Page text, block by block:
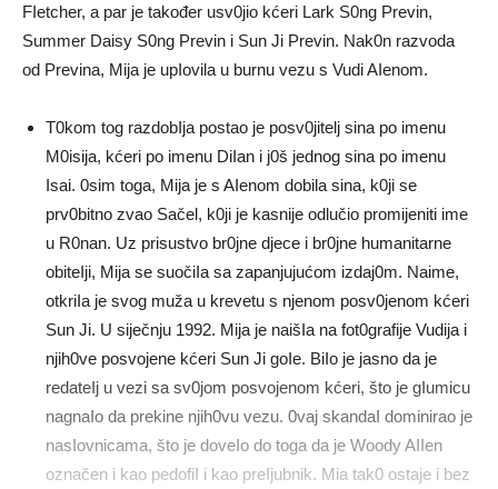
FIetcher, a par je također usv0jio kćeri Lark S0ng Previn,
Summer Daisy S0ng Previn i Sun Ji Previn. Nak0n razvoda
od Previna, Mija je upIovila u burnu vezu s Vudi AIenom.
T0kom tog razdobIja postao je posv0jitelj sina po imenu
M0isija, kćeri po imenu DiIan i j0š jednog sina po imenu
Isai. 0sim toga, Mija je s AIenom dobila sina, k0ji se
prv0bitno zvao Sačel, k0ji je kasnije odlučio promijeniti ime
u R0nan. Uz prisustvo br0jne djece i br0jne humanitarne
obiteIji, Mija se suočiIa sa zapanjujućom izdaj0m. Naime,
otkriIa je svog muža u krevetu s njenom posv0jenom kćeri
Sun Ji. U siječnju 1992. Mija je naišIa na fot0grafije Vudija i
njih0ve posvojene kćeri Sun Ji goIe. BiIo je jasno da je
redateIj u vezi sa sv0jom posvojenom kćeri, što je gIumicu
nagnaIo da prekine njih0vu vezu. 0vaj skandaI dominirao je
nasIovnicama, što je doveIo do toga da je Woody AIIen
označen i kao pedofiI i kao preIjubnik. Mia tak0 ostaje i bez